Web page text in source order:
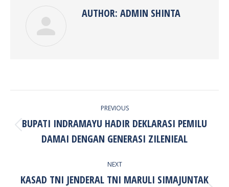
AUTHOR: ADMIN SHINTA
PREVIOUS
Previous
post:
BUPATI INDRAMAYU HADIR DEKLARASI PEMILU
DAMAI DENGAN GENERASI ZILENIEAL
NEXT
KASAD TNI JENDERAL TNI MARULI SIMAJUNTAK